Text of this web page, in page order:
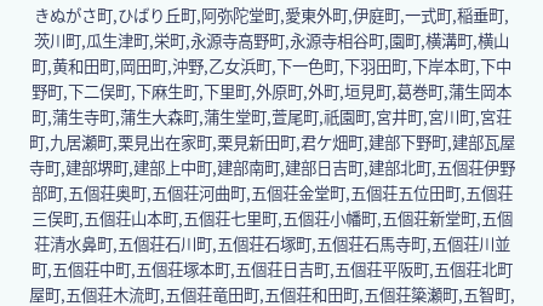
きぬがさ町,ひばり丘町,阿弥陀堂町,愛東外町,伊庭町,一式町,稲垂町,
茨川町,瓜生津町,栄町,永源寺高野町,永源寺相谷町,園町,横溝町,横山
町,黄和田町,岡田町,沖野,乙女浜町,下一色町,下羽田町,下岸本町,下中
野町,下二俣町,下麻生町,下里町,外原町,外町,垣見町,葛巻町,蒲生岡本
町,蒲生寺町,蒲生大森町,蒲生堂町,萱尾町,祇園町,宮井町,宮川町,宮荘
町,九居瀬町,栗見出在家町,栗見新田町,君ケ畑町,建部下野町,建部瓦屋
寺町,建部堺町,建部上中町,建部南町,建部日吉町,建部北町,五個荘伊野
部町,五個荘奥町,五個荘河曲町,五個荘金堂町,五個荘五位田町,五個荘
三俣町,五個荘山本町,五個荘七里町,五個荘小幡町,五個荘新堂町,五個
荘清水鼻町,五個荘石川町,五個荘石塚町,五個荘石馬寺町,五個荘川並
町,五個荘中町,五個荘塚本町,五個荘日吉町,五個荘平阪町,五個荘北町
屋町,五個荘木流町,五個荘竜田町,五個荘和田町,五個荘簗瀬町,五智町,